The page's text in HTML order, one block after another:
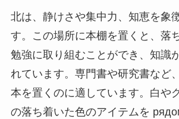
北は、静けさや集中力、知恵を象
す。この場所に本棚を置くと、落
勉強に取り組むことができ、知識
れています。専門書や研究書など
本を置くのに適しています。白や
の落ち着いた色のアイテムを